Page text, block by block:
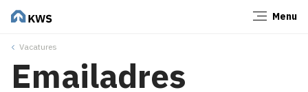
Menu
Vacatures
Emailadres
Sluiten